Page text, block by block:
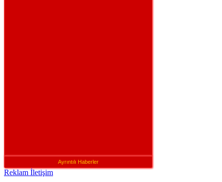
Ayrıntılı Haberler
Reklam İletişim